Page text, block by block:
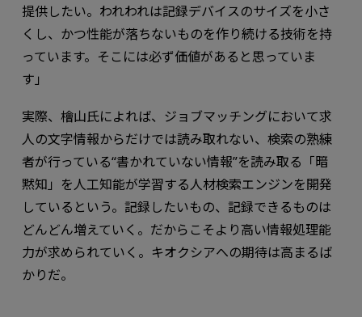
提供したい。われわれは記録デバイスのサイズを小さ
くし、かつ性能が落ちないものを作り続ける技術を持
っています。そこには必ず価値があると思っていま
す」
実際、檜山氏によれば、ジョブマッチングにおいて求
人の文字情報からだけでは読み取れない、検索の熟練
者が行っている“書かれていない情報”を読み取る「暗
黙知」を人工知能が学習する人材検索エンジンを開発
しているという。記録したいもの、記録できるものは
どんどん増えていく。だからこそより高い情報処理能
力が求められていく。キオクシアへの期待は高まるば
かりだ。